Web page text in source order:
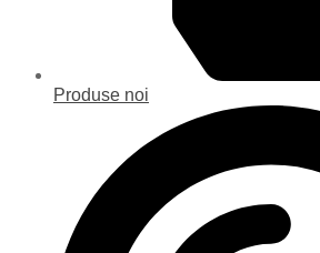
Produse noi